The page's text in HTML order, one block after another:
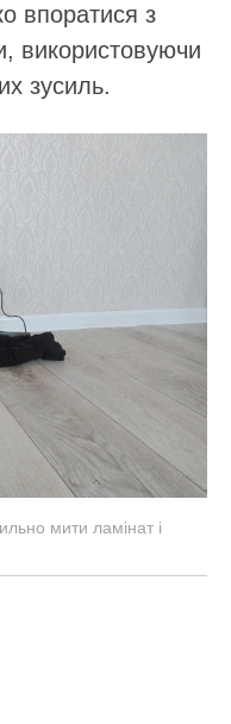
впоратися з
використовуючи
зусиль.
мити ламінат і